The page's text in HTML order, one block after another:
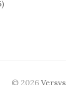
© 2026 Versvs